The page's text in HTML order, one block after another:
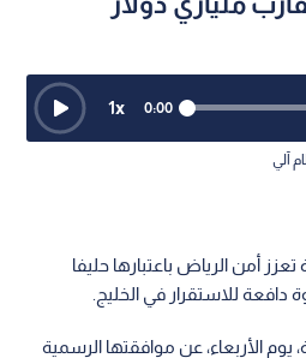
0:00
1x
آلي
أمن الرياض باعتبارها حليفا
دافعة للاستقرار في الخليج.
يوم الأربعاء، عن موافقتها الرسمية